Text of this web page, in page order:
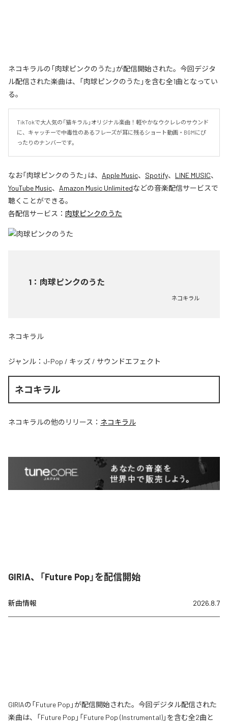
ネコキラルの「肉球ピンクのうた」が配信開始された。今回デジタ
ル配信された楽曲は、「肉球ピンクのうた」を含む全1曲となってい
る。
TikTokで大人気の「猫キラル」オリジナル楽曲！軽やかなウクレレのサウンド
に、キャッチーで中毒性のあるフレーズが耳に残るショート動画・BGMにぴ
ったりのナンバーです。
なお「肉球ピンクのうた 」は、 Apple Music、 Spotify、 LINE MUSIC、
YouTube Music、 Amazon Music Unlimitedなどの音楽配信サービスで
聴くことができる。
各配信サービス： 肉球ピンクのうた
1 ： 肉球ピンクのうた
ネコキラル
ネコキラル
ジャンル： J-Pop / キッズ / サウンドエフェクト
ネコキラル
ネコキラルの他のリリース： ネコキラル
GIRIA、「Future Pop」を配信開始
新曲情報 2026.8.7
GIRIAの「Future Pop」が配信開始された。今回デジタル配信された
楽曲は、「Future Pop」「Future Pop (Instrumental)」を含む全2曲と